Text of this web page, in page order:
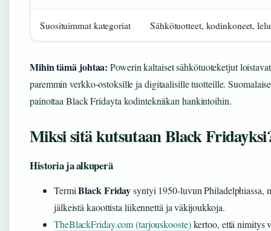
Suosituimmat kategoriat Sähkötuotteet, kodinkoneet,
Mihin tämä johtaa: Powerin kaltaiset sähkötuoteketjut
paremmin verkko-ostoksille ja digitaalisille tuotteille.
painottaa Black Fridayta kodintekniikan hankintoihin.
Miksi sitä kutsutaan Black
Historia ja alkuperä
TermiBlack Fridaysyntyi 1950-luvun Philadelphiassa,
jälkeistä kaoottista liikennettä ja väkijoukkoja.
TheBlackFriday.com (tarjouskooste)kertoo, että nimitys